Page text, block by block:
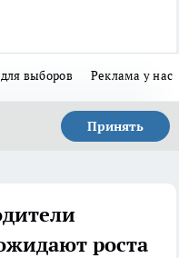
выборов Реклама у нас
Принять
роста